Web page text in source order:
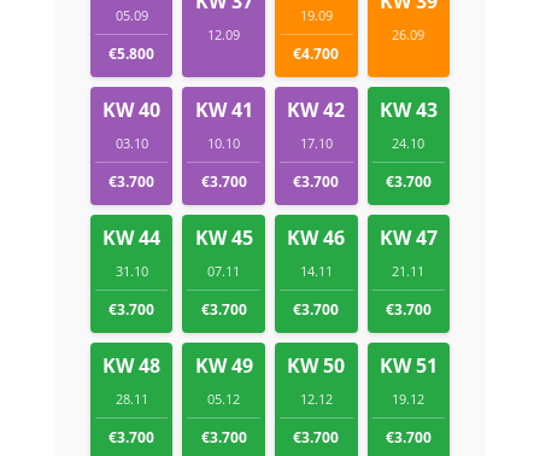
05.09
€5.800
12.09
19.09
€4.700
26.09
KW 40
03.10
€3.700
KW 41
10.10
€3.700
KW 42
17.10
€3.700
KW 43
24.10
€3.700
KW 44
31.10
€3.700
KW 45
07.11
€3.700
KW 46
14.11
€3.700
KW 47
21.11
€3.700
KW 48
28.11
€3.700
KW 49
05.12
€3.700
KW 50
12.12
€3.700
KW 51
19.12
€3.700